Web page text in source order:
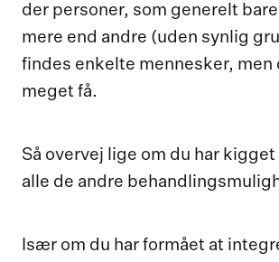
der personer, som generelt
mere end andre (uden synlig
findes enkelte mennesker, men
meget få.
Så overvej lige om du har
alle de andre
Især om du har formået at